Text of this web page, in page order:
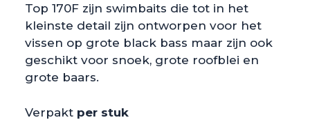
Top 170F zijn swimbaits die tot in het
kleinste detail zijn ontworpen voor het
vissen op grote black bass maar zijn ook
geschikt voor snoek, grote roofblei en
grote baars.
Verpakt per stuk